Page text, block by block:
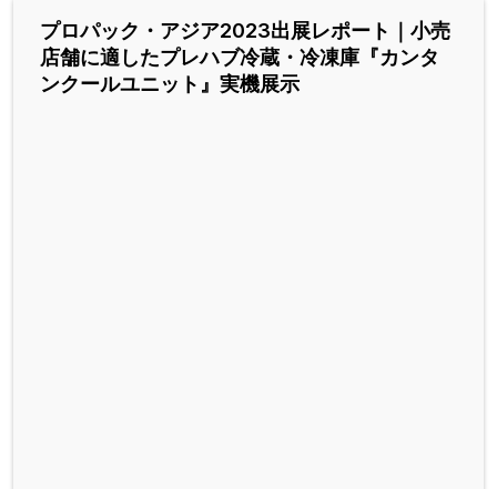
プロパック・アジア2023出展レポート｜小売
店舗に適したプレハブ冷蔵・冷凍庫『カンタ
ンクールユニット』実機展示